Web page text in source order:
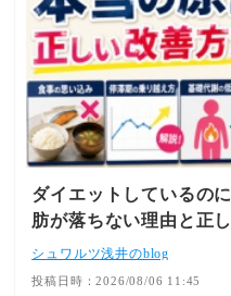
ダイエットしているの
肪が落ちない理由と正
シュワルツ浅井のblog
投稿日時：2026/08/06 11:45